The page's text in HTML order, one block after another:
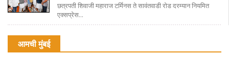
छत्रपती शिवाजी महाराज टर्मिनस ते सावंतवाडी रोड दरम्यान नियमित
एक्सप्रेस...
आमची मुंबई